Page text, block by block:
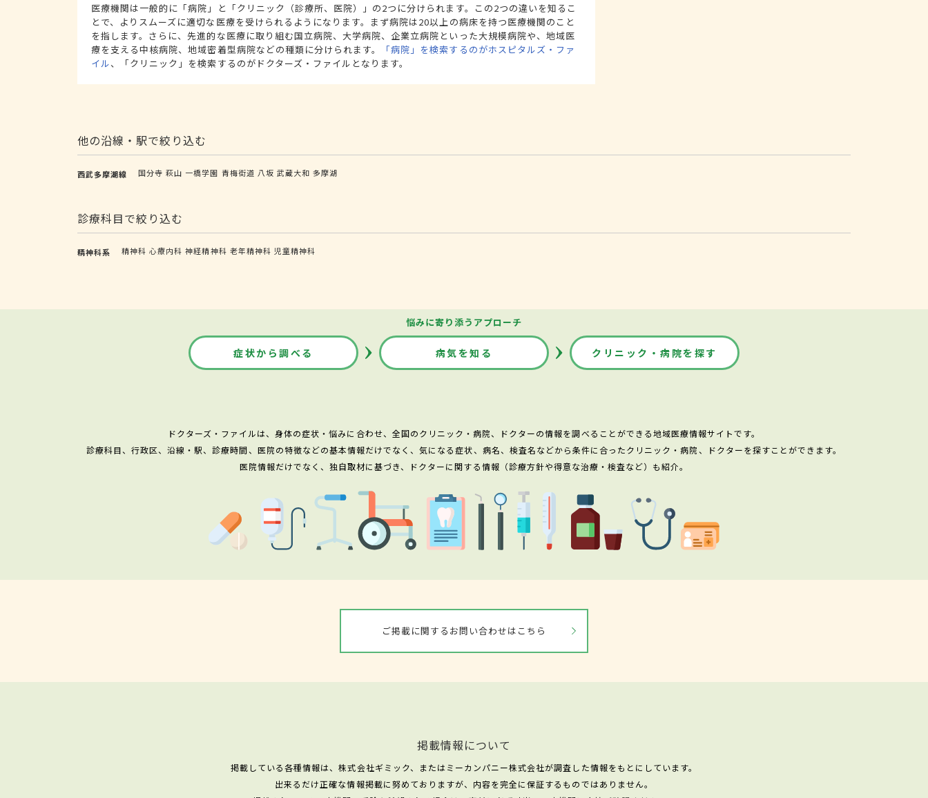
医療機関は一般的に「病院」と「クリニック（診療所、医院）」の2つに分けられます。この2つの違いを知るこ
とで、よりスムーズに適切な医療を受けられるようになります。まず病院は20以上の病床を持つ医療機関のこと
を指します。さらに、先進的な医療に取り組む国立病院、大学病院、企業立病院といった大規模病院や、地域医
療を支える中核病院、地域密着型病院などの種類に分けられます。
「病院」を検索するのがホスピタルズ・ファ
イル、「クリニック」を検索するのがドクターズ・ファイルとなります。
他の沿線・駅で絞り込む
西武多摩湖線 国分寺 萩山 一橋学園 青梅街道 八坂 武蔵大和 多摩湖
診療科目で絞り込む
精神科系 精神科 心療内科 神経精神科 老年精神科 児童精神科
悩みに寄り添うアプローチ
症状から調べる 病気を知る クリニック・病院を探す
ドクターズ・ファイルは、身体の症状・悩みに合わせ、全国のクリニック・病院、ドクターの情報を調べることができる地域医療情報サイトです。
診療科目、行政区、沿線・駅、診療時間、医院の特徴などの基本情報だけでなく、気になる症状、病名、検査名などから条件に合ったクリニック・病院、ドクターを探すことができます。
医院情報だけでなく、独自取材に基づき、ドクターに関する情報（診療方針や得意な治療・検査など）も紹介。
ご掲載に関するお問い合わせはこちら
掲載情報について
掲載している各種情報は、株式会社ギミック、またはミーカンパニー株式会社が調査した情報をもとにしています。
出来るだけ正確な情報掲載に努めておりますが、内容を完全に保証するものではありません。